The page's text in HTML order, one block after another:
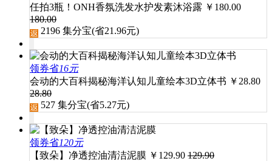
任拍3瓶！ONH香氛洗发水护发素沐浴露 ￥ 180.00
180.00
2196 集分宝(省21.96元)
领券省16元
会动的大百科揭秘海洋认知儿童绘本3D立体书 ￥ 28.80
28.80
527 集分宝(省5.27元)
领券省120元
【致朵】净透控油清洁泥膜 ￥ 129.90 129.90